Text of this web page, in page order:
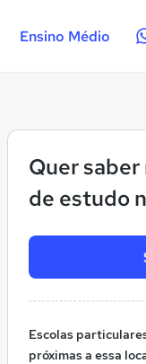
Ensino Médio
Quer saber
de estudo
Escolas
próximas a essa